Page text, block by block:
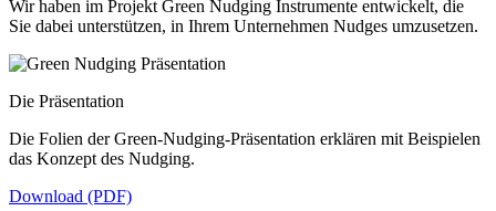
Wir haben im Projekt Green Nudging Instrumente entwickelt, die
Sie dabei unterstützen, in Ihrem Unternehmen Nudges umzusetzen.
Die Präsentation
Die Folien der Green-Nudging-Präsentation erklären mit Beispielen
das Konzept des Nudging.
Download (PDF)